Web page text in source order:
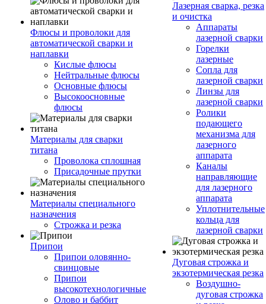
Флюсы и проволоки для
автоматической сварки и
наплавки
Кислые флюсы
Нейтральные флюсы
Основные флюсы
Высокоосновные
флюсы
Материалы для сварки
титана
Проволока сплошная
Присадочные прутки
Материалы специального
назначения
Строжка и резка
Припои
Припои оловянно-
свинцовые
Припои
высокотехнологичные
Олово и баббит
Лазерная сварка, резка
и очистка
Аппараты
лазерной сварки
Горелки
лазерные
Сопла для
лазерной сварки
Линзы для
лазерной сварки
Ролики
подающего
механизма для
лазерного
аппарата
Каналы
направляющие
для лазерного
аппарата
Уплотнительные
кольца для
лазерной сварки
Дуговая строжка и
экзотермическая резка
Воздушно-
дуговая строжка